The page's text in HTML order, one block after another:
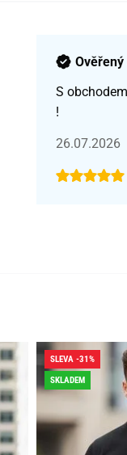
S
!
26.07.2026
SLEVA -31%
SKLADEM